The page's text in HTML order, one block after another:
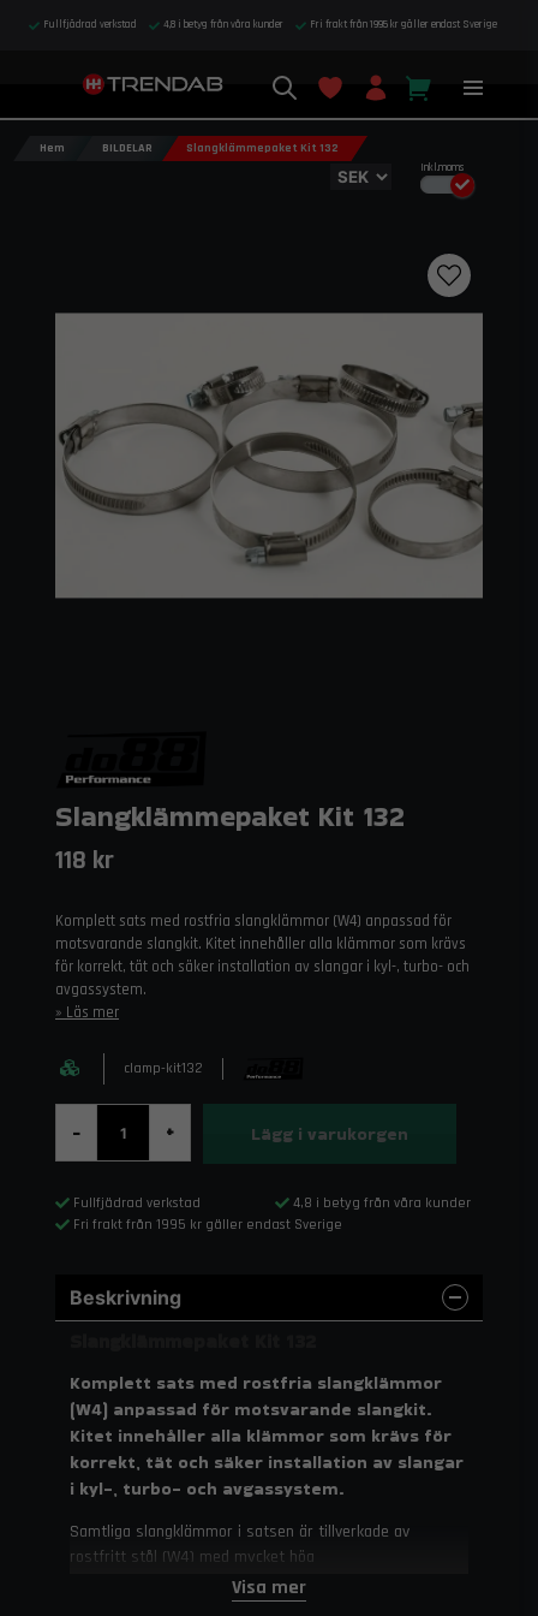
Fullfjädrad verkstad 4,8 i betyg från våra kunder Fri frakt från 1995 kr gäller endast Sverige
Inkl.moms
Hem BILDELAR Slangklämmepaket Kit 132
Slangklämmepaket Kit 132
118 kr
Komplett sats med rostfria slangklämmor (W4) anpassad för
motsvarande slangkit. Kitet innehåller alla klämmor som krävs
för korrekt, tät och säker installation av slangar i kyl-, turbo- och
avgassystem.
Läs mer
clamp-kit132
- + Lägg i varukorgen
Fullfjädrad verkstad
4,8 i betyg från våra kunder
Fri frakt från 1995 kr gäller endast Sverige
Beskrivning
Komplett sats med rostfria slangklämmor
(W4) anpassad för motsvarande slangkit.
Kitet innehåller alla klämmor som krävs för
korrekt, tät och säker installation av slangar
i kyl-, turbo- och avgassystem.
Samtliga slangklämmor i satsen är tillverkade av
rostfritt stål (W4) med mycket hög
korrosionsbeständighet och lång livslängd. De stämplade
gängorna på banden ger ett jämnt och stabilt klämtryck
Visa mer